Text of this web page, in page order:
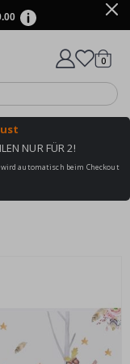
Wagen
0
NUR FÜR 2!
automatisch beim Checkout